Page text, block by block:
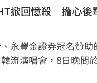
掀回憶殺　擔心後
永豐金證券冠名贊助
流演唱會，8日晚間
NEWBEAT、FLARE U